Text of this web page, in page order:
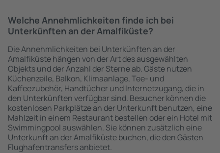
Welche Annehmlichkeiten finde ich bei
Unterkünften an der Amalfiküste?
Die Annehmlichkeiten bei Unterkünften an der
Amalfiküste hängen von der Art des ausgewählten
Objekts und der Anzahl der Sterne ab. Gäste nutzen
Küchenzeile, Balkon, Klimaanlage, Tee- und
Kaffeezubehör, Handtücher und Internetzugang, die in
den Unterkünften verfügbar sind. Besucher können die
kostenlosen Parkplätze an der Unterkunft benutzen, eine
Mahlzeit in einem Restaurant bestellen oder ein Hotel mit
Swimmingpool auswählen. Sie können zusätzlich eine
Unterkunft an der Amalfiküste buchen, die den Gästen
Flughafentransfers anbietet.